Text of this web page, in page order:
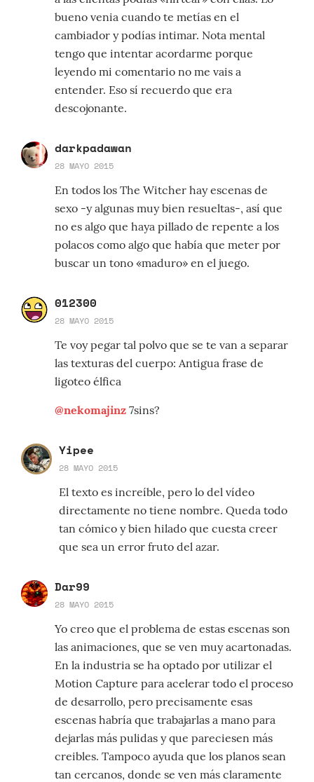
bueno venia cuando te metías en el
cambiador y podías intimar. Nota mental
tengo que intentar acordarme porque
leyendo mi comentario no me vais a
entender. Eso sí recuerdo que era
descojonante.
darkpadawan
28 MAYO 2015
En todos los The Witcher hay escenas de
sexo -y algunas muy bien resueltas-, así que
no es algo que haya pillado de repente a los
polacos como algo que había que meter por
buscar un tono «maduro» en el juego.
012300
28 MAYO 2015
Te voy pegar tal polvo que se te van a separar
las texturas del cuerpo: Antigua frase de
ligoteo élfica
@nekomajinz 7sins?
Yipee
28 MAYO 2015
El texto es increíble, pero lo del vídeo
directamente no tiene nombre. Queda todo
tan cómico y bien hilado que cuesta creer
que sea un error fruto del azar.
Dar99
28 MAYO 2015
Yo creo que el problema de estas escenas son
las animaciones, que se ven muy acartonadas.
En la industria se ha optado por utilizar el
Motion Capture para acelerar todo el proceso
de desarrollo, pero precisamente esas
escenas habría que trabajarlas a mano para
dejarlas más pulidas y que pareciesen más
creibles. Tampoco ayuda que los planos sean
tan cercanos, donde se ven más claramente